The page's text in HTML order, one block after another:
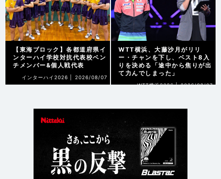
【東海ブロック】各都道府県イ
ンターハイ学校対抗代表校ベン
チメンバー&個人戦代表
インターハイ2026 | 2026/08/07
WTT横浜、大藤沙月がリリ
ー・チャンを下し、ベスト8入
りを決める「途中から焦りが出
て力んでしまった」
WTT横浜2026 | 2026/08/07